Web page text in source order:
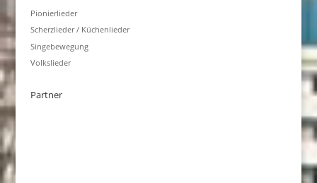
Pionierlieder
Scherzlieder / Küchenlieder
Singebewegung
Volkslieder
Partner